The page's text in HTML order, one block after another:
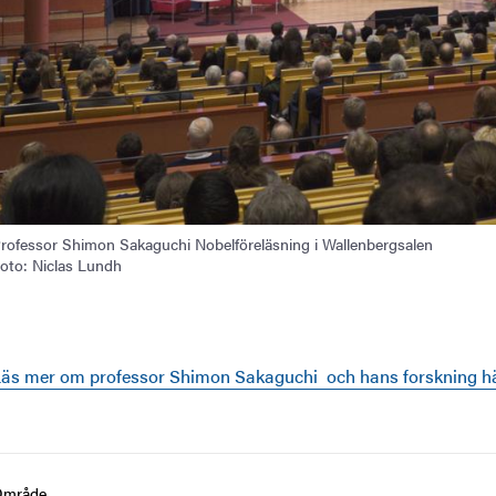
Shimon Sakaguchi Nobelföreläsning i Wallenbergsalen
Niclas Lundh
mer om professor Shimon Sakaguchi och hans forskning